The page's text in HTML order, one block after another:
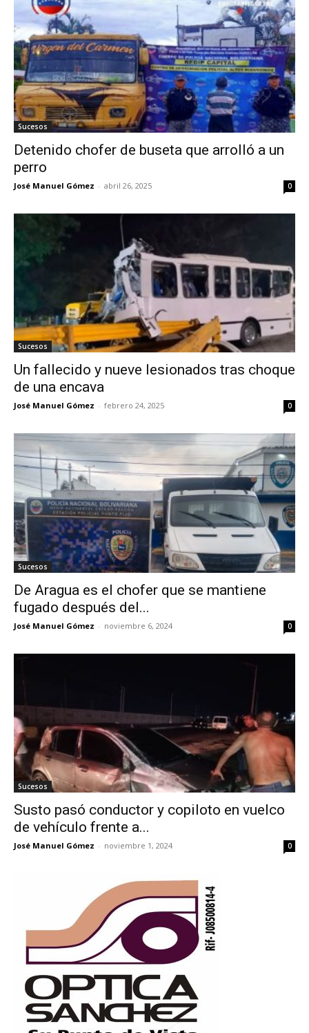
Sucesos
Detenido chofer de buseta que arrolló a un
perro
José Manuel Gómez - abril 26, 2025 0
Sucesos
Un fallecido y nueve lesionados tras choque
de una encava
José Manuel Gómez - febrero 24, 2025 0
Sucesos
De Aragua es el chofer que se mantiene
fugado después del...
José Manuel Gómez - noviembre 6, 2024 0
Sucesos
Susto pasó conductor y copiloto en vuelco
de vehículo frente a...
José Manuel Gómez - noviembre 1, 2024 0